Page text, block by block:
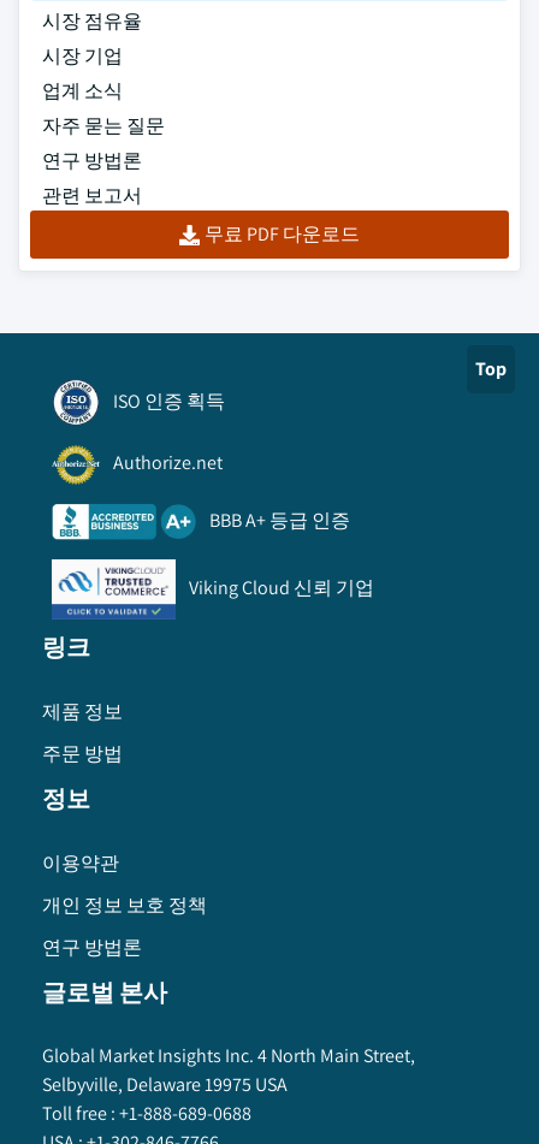
시장 점유율
시장 기업
업계 소식
자주 묻는 질문
연구 방법론
관련 보고서
무료 PDF 다운로드
Top
ISO 인증 획득
Authorize.net
BBB A+ 등급 인증
Viking Cloud 신뢰 기업
링크
제품 정보
주문 방법
정보
이용약관
개인 정보 보호 정책
연구 방법론
글로벌 본사
Global Market Insights Inc. 4 North Main Street,
Selbyville, Delaware 19975 USA
Toll free :+1-888-689-0688